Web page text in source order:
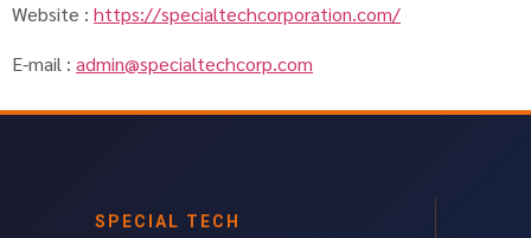
Website : https://specialtechcorporation.com/
E-mail : admin@specialtechcorp.com
SPECIAL TECH